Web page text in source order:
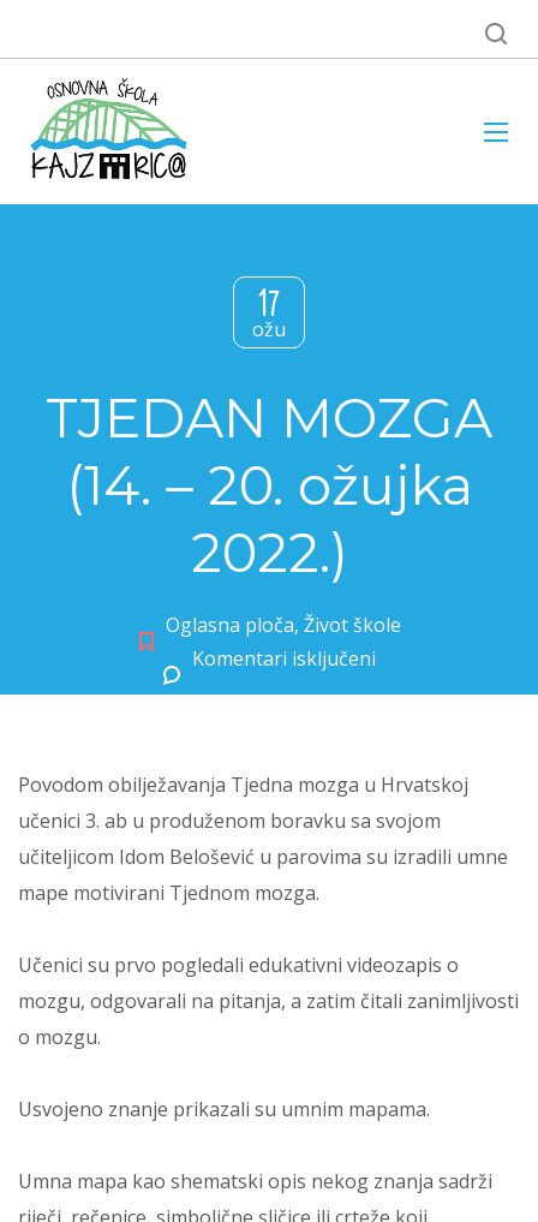
17
ožu
TJEDAN MOZGA
(14. – 20. ožujka
2022.)
Oglasna ploča, Život škole
Komentari isključeni
Povodom obilježavanja Tjedna mozga u Hrvatskoj
učenici 3. ab u produženom boravku sa svojom
učiteljicom Idom Belošević u parovima su izradili umne
mape motivirani Tjednom mozga.
Učenici su prvo pogledali edukativni videozapis o
mozgu, odgovarali na pitanja, a zatim čitali zanimljivosti
o mozgu.
Usvojeno znanje prikazali su umnim mapama.
Umna mapa kao shematski opis nekog znanja sadrži